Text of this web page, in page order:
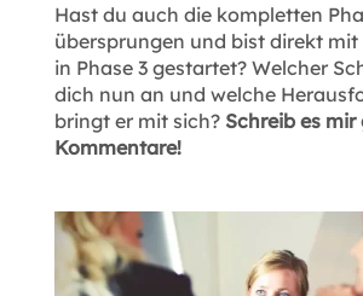
Hast du auch die kompletten
übersprungen und bist direkt
in Phase 3 gestartet? Welcher
dich nun an und welche
bringt er mit sich? Schreib es mir
Kommentare!